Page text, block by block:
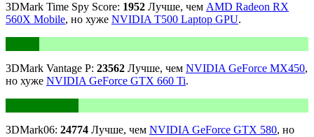
3DMark Time Spy Score: 1952 Лучше, чем AMD Radeon RX
560X Mobile, но хуже NVIDIA T500 Laptop GPU.
3DMark Vantage P: 23562 Лучше, чем NVIDIA GeForce MX450,
но хуже NVIDIA GeForce GTX 660 Ti.
3DMark06: 24774 Лучше, чем NVIDIA GeForce GTX 580, но